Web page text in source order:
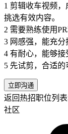
1 剪辑收车视频
挑选有效内容。
2 需要熟练使用
3 网感强，能充分
4 有耐心，能够接
5 先试剪，合适的
立即沟通
返回热招职位列
社区